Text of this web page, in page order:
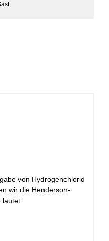
von Hydrogenchlorid
wir die Henderson-
lautet: